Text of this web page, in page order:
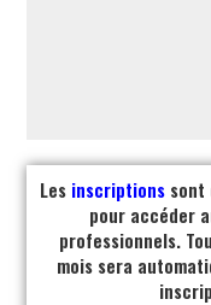
Les inscriptions sont
pour accéder
professionnels.
mois sera